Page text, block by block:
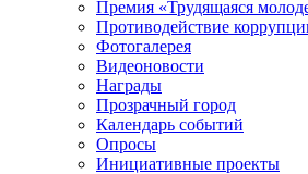
Премия «Трудящаяся
Противодействие
Фотогалерея
Видеоновости
Награды
Прозрачный город
Календарь событий
Опросы
Инициативные проекты